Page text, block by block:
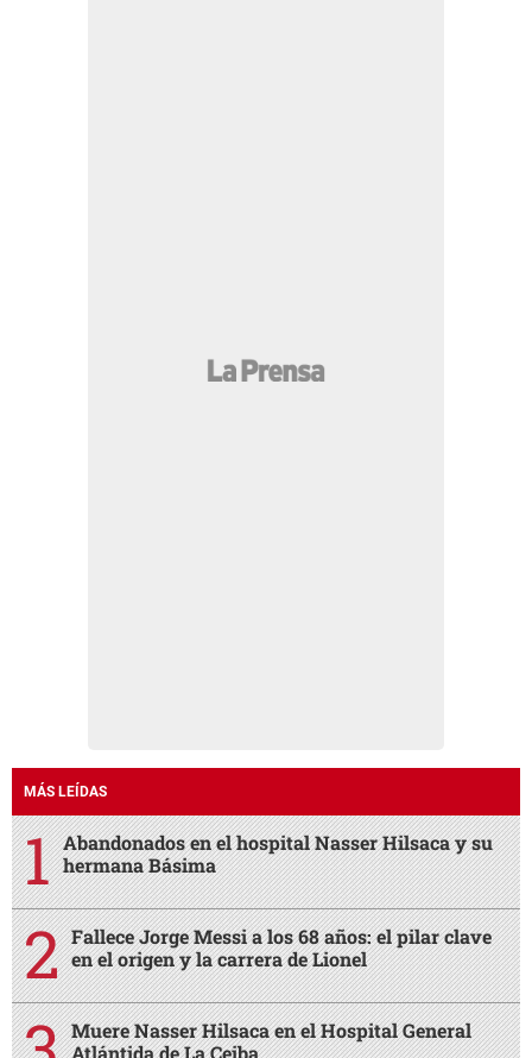
MÁS LEÍDAS
Abandonados en el hospital Nasser Hilsaca y su
hermana Básima
Fallece Jorge Messi a los 68 años: el pilar clave
en el origen y la carrera de Lionel
Muere Nasser Hilsaca en el Hospital General
Atlántida de La Ceiba